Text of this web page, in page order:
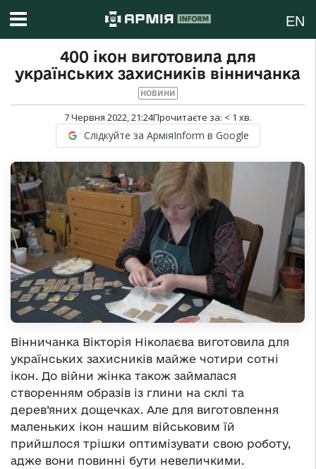
EN
400 ікон виготовила для
українських захисників вінничанка
НОВИНИ
7 Червня 2022, 21:24Прочитаєте за: < 1 хв.
Слідкуйте за АрміяInform в Google
Вінничанка Вікторія Ніколаєва виготовила для
українських захисників майже чотири сотні
ікон. До війни жінка також займалася
створенням образів із глини на склі та
дерев’яних дощечках. Але для виготовлення
маленьких ікон нашим військовим їй
прийшлося трішки оптимізувати свою роботу,
адже вони повинні бути невеличкими.